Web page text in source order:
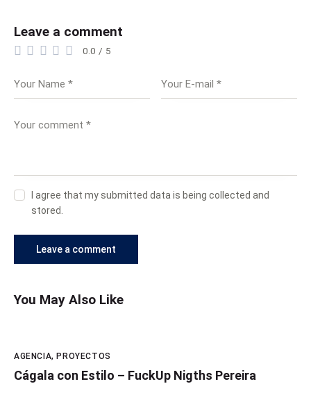
Leave a comment
0.0 / 5
I agree that my submitted data is being collected and
stored.
You May Also Like
AGENCIA, PROYECTOS
Cágala con Estilo – FuckUp Nigths Pereira